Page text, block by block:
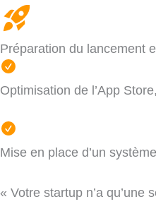
Préparation du lancement
Optimisation de l’App
Mise en place d’un
« Votre startup n’a